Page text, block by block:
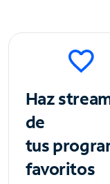
Haz
de
tus
favoritos